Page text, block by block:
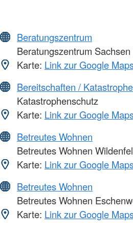
Beratungszentrum
Beratungszentrum
Karte: Link zur Google
Bereitschaften /
Katastrophenschutz
Karte: Link zur Google
Betreutes Wohnen
Betreutes Wohnen
Karte: Link zur Google
Betreutes Wohnen
Betreutes Wohnen
Karte: Link zur Google